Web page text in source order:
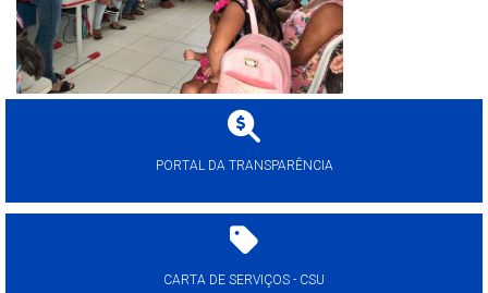
PORTAL DA TRANSPARÊNCIA
CARTA DE SERVIÇOS - CSU